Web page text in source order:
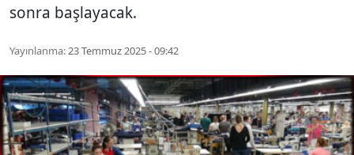
sonra başlayacak.
Yayınlanma:23 Temmuz 2025 - 09:42